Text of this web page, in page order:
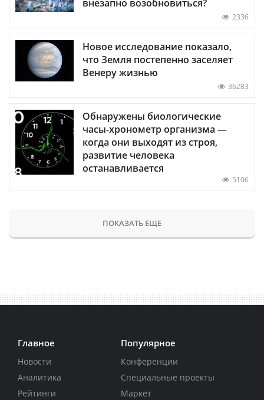
внезапно возобновиться?
2336
Новое исследование показало,
что Земля постепенно заселяет
Венеру жизнью
36283
Обнаружены биологические
часы-хронометр организма —
когда они выходят из строя,
развитие человека
останавливается
5106
ПОКАЗАТЬ ЕЩЕ
Главное
Новости
Аналитика
Рейтинги
Популярное
Конференции
Специальные проекты
Маркет